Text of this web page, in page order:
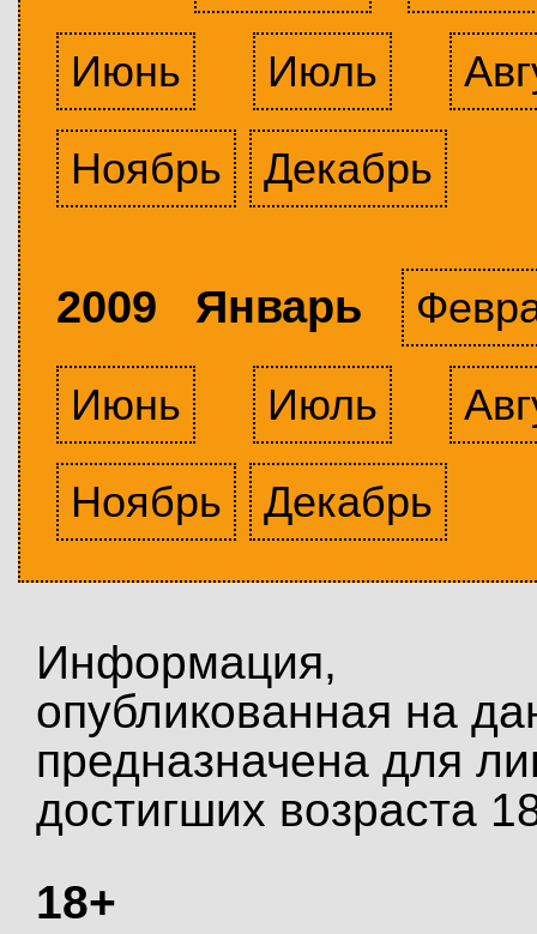
Июнь
Июль
Ноябрь
Декабрь
2009 Январь
Июнь
Июль
Ноябрь
Декабрь
Информация,
опубликованная на
предназначена для
достигших возраста
18+